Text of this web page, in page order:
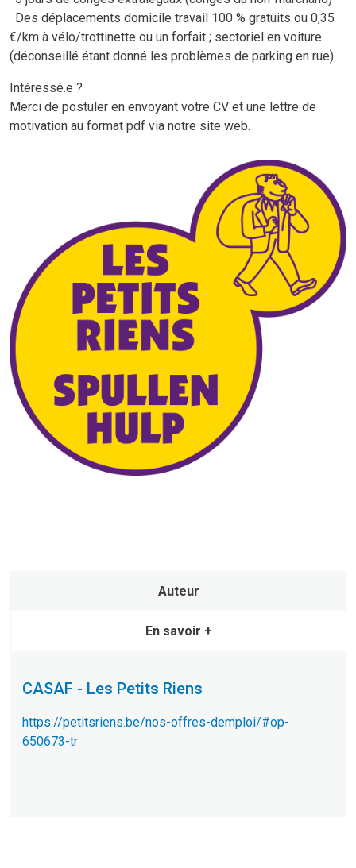
· Des déplacements domicile travail 100 % gratuits ou 0,35
€/km à vélo/trottinette ou un forfait ; sectoriel en voiture
(déconseillé étant donné les problèmes de parking en rue)
Intéressé.e ?
Merci de postuler en envoyant votre CV et une lettre de
motivation au format pdf via notre site web.
Auteur
En savoir +
CASAF - Les Petits Riens
https://petitsriens.be/nos-offres-demploi/#op-
650673-tr